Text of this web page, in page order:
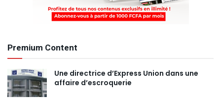
Premium Content
Une directrice d’Express Union dans une
affaire d’escroquerie